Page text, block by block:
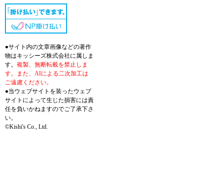
●サイト内の文章画像などの著作
物はキッシーズ株式会社に属しま
す。 複製、無断転載を禁止しま
す。また、AIによる二次加工は
ご遠慮ください。
●当ウェブサイトを装ったウェブ
サイトによって生じた損害には責
任を負いかねますのでご了承下さ
い。
©Kishi's Co., Ltd.